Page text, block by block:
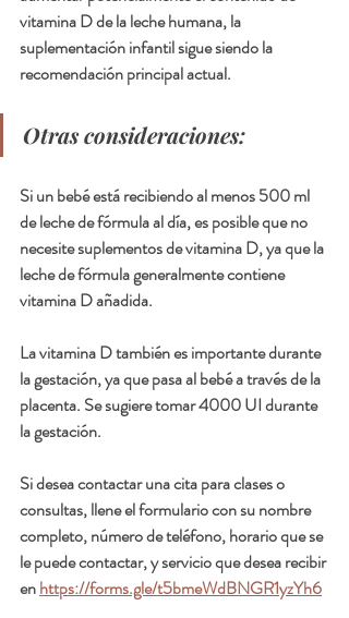
vitamina D de la leche humana, la
suplementación infantil sigue siendo la
recomendación principal actual.
Otras consideraciones:
Si un bebé está recibiendo al menos 500 ml
de leche de fórmula al día, es posible que no
necesite suplementos de vitamina D, ya que la
leche de fórmula generalmente contiene
vitamina D añadida.
La vitamina D también es importante durante
la gestación, ya que pasa al bebé a través de la
placenta. Se sugiere tomar 4000 UI durante
la gestación.
Si desea contactar una cita para clases o
consultas, llene el formulario con su nombre
completo, número de teléfono, horario que se
le puede contactar, y servicio que desea recibir
en https://forms.gle/t5bmeWdBNGR1yzYh6